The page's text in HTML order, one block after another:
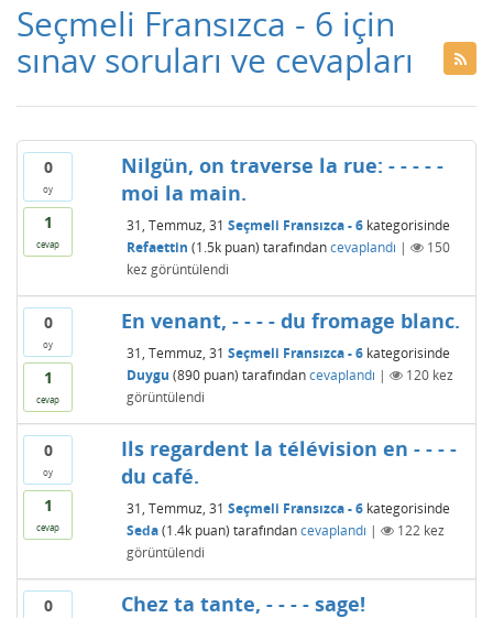
Seçmeli Fransızca - 6 için
sınav soruları ve cevapları
0
oy
1
cevap
Nilgün, on traverse la rue: - - - - -
moi la main.
31, Temmuz, 31 Seçmeli Fransızca - 6kategorisinde
Refaettin (1.5kpuan) tarafından cevaplandı |
150
kez görüntülendi
0
oy
1
cevap
En venant, - - - - du fromage blanc.
31, Temmuz, 31 Seçmeli Fransızca - 6kategorisinde
Duygu (890puan) tarafından cevaplandı | 120kez
görüntülendi
0
oy
1
cevap
Ils regardent la télévision en - - - -
du café.
31, Temmuz, 31 Seçmeli Fransızca - 6kategorisinde
Seda (1.4kpuan) tarafından cevaplandı | 122kez
görüntülendi
0 Chez ta tante, - - - - sage!